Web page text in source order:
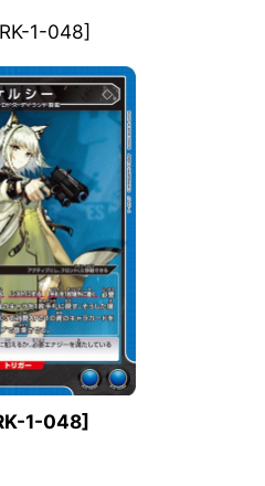
1-048]
1-048]